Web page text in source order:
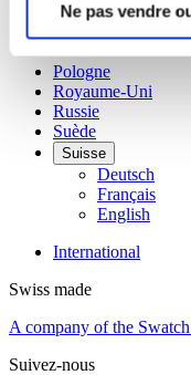
Ne pas vendre
Norvège
Pays-Bas
Pologne
Royaume-Uni
Russie
Suède
Suisse
Deutsch
Français
English
International
Swiss made
A company of the
Suivez-nous